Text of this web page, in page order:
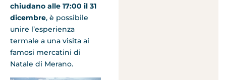
chiudano alle 17:00 il 31
dicembre, è possibile
unire l’esperienza
termale a una visita ai
famosi mercatini di
Natale di Merano.